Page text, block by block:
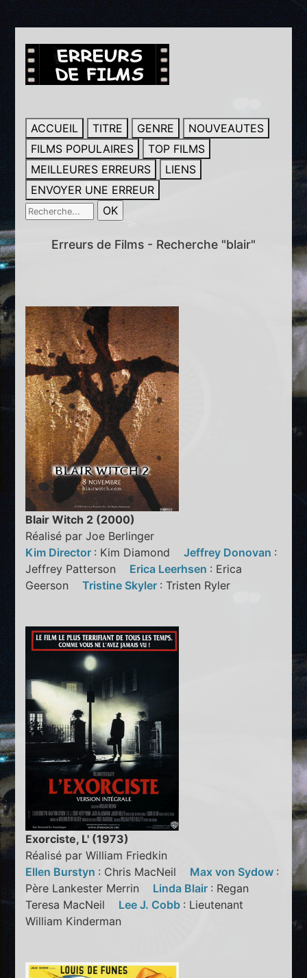
ACCUEIL TITRE GENRE
NOUVEAUTES
FILMS POPULAIRES
TOP FILMS
MEILLEURES ERREURS
LIENS
ENVOYER UNE ERREUR
Erreurs de Films - Recherche "blair"
Blair Witch 2 (2000)
Réalisé par Joe Berlinger
Kim Director : Kim DiamondJeffrey Donovan :
Jeffrey Patterson Erica Leerhsen : Erica
GeersonTristine Skyler : Tristen Ryler
Exorciste, L' (1973)
Réalisé par William Friedkin
Ellen Burstyn : Chris MacNeil Max von Sydow :
Père Lankester Merrin Linda Blair : Regan
Teresa MacNeil Lee J. Cobb : Lieutenant
William Kinderman